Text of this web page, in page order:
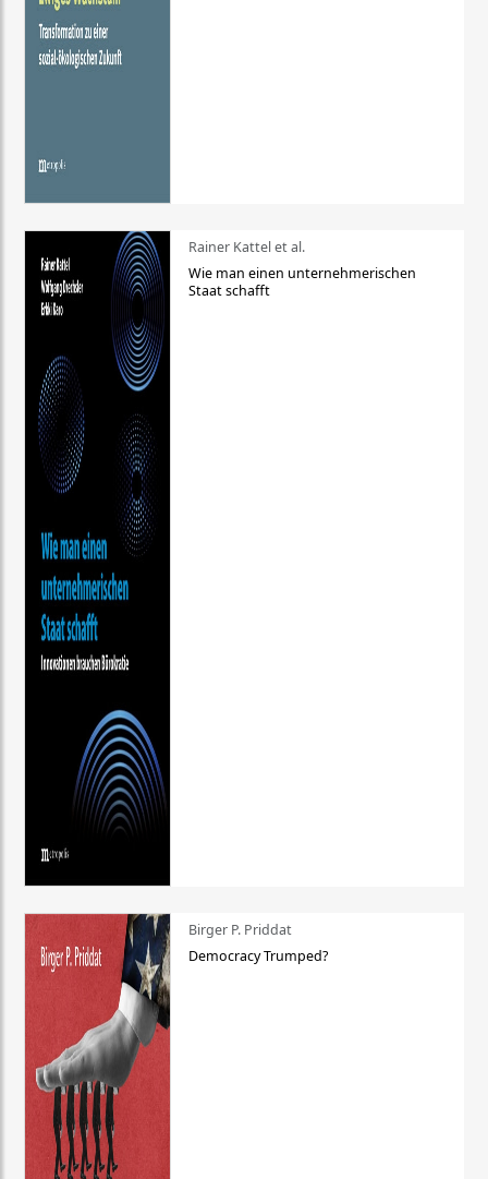
Rainer Kattel et al.
Wie man einen unternehmerischen
Staat schafft
Birger P. Priddat
Democracy Trumped?